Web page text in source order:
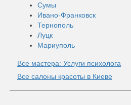
Сумы
Ивано-Франковск
Тернополь
Луцк
Мариуполь
Все мастера: Услуги психолога
Все салоны красоты в Киеве